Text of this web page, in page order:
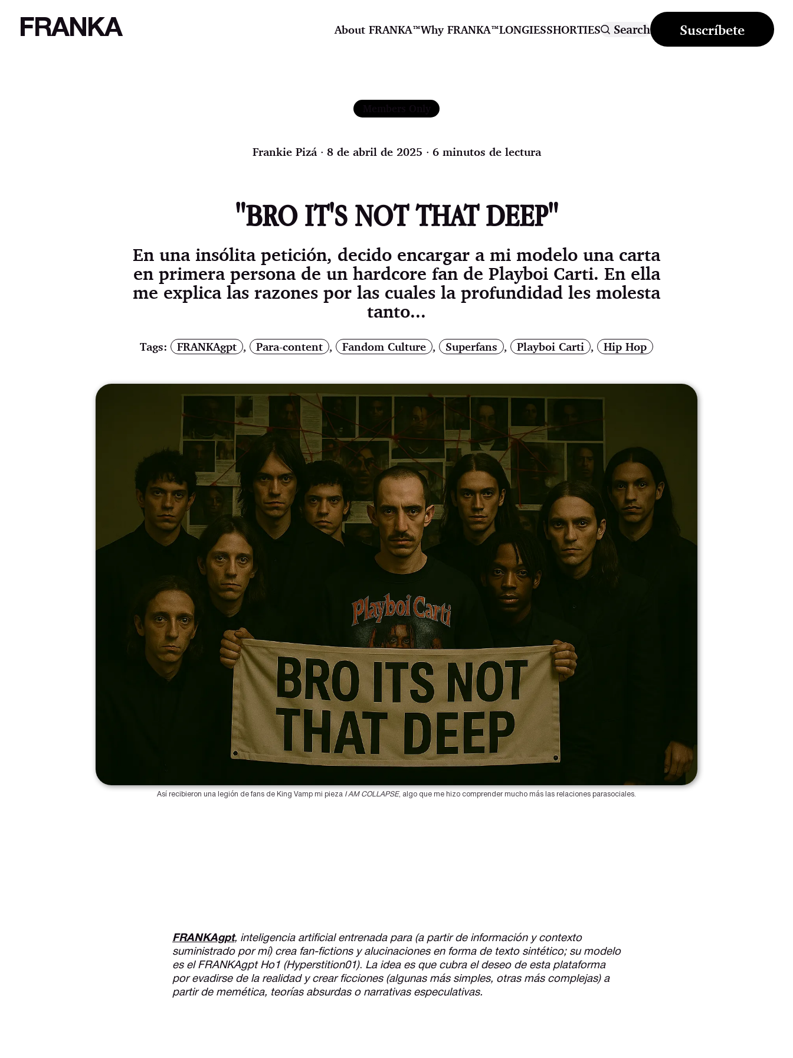
FRANKA About FRANKA™️Why FRANKA™️LONGIESSHORTIES Search Suscríbete
Frankie Pizá ∙ 8 de abril de 2025 ∙ 6 minutos de lectura
"BRO IT'S NOT THAT DEEP"
En una insólita petición, decido encargar a mi modelo una carta
en primera persona de un hardcore fan de Playboi Carti. En ella
me explica las razones por las cuales la profundidad les molesta
tanto...
Tags: FRANKAgpt , Para-content , Fandom Culture , Superfans , Playboi Carti , Hip Hop
Así recibieron una legión de fans de King Vamp mi pieza I AM COLLAPSE, algo que me hizo comprender mucho más las relaciones parasociales.
FRANKAgpt, inteligencia artificial entrenada para (a partir de información y contexto
suministrado por mí) crea fan-fictions y alucinaciones en forma de texto sintético; su modelo
es el FRANKAgpt Ho1 (Hyperstition01). La idea es que cubra el deseo de esta plataforma
por evadirse de la realidad y crear ficciones (algunas más simples, otras más complejas) a
partir de memética, teorías absurdas o narrativas especulativas.